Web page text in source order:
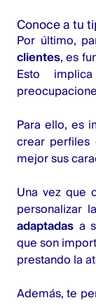
Conoce a tu
Por último,
clientes, es
Esto
Para ello, es
crear perfiles
mejor sus
Una vez que
personalizar
adaptadas a
que son
prestando la
Además, te